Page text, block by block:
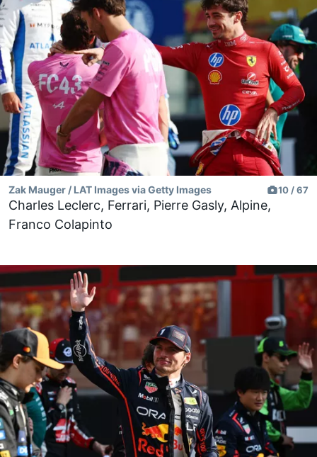
Zak Mauger / LAT Images via Getty Images 10 / 67
Charles Leclerc, Ferrari, Pierre Gasly, Alpine,
Franco Colapinto